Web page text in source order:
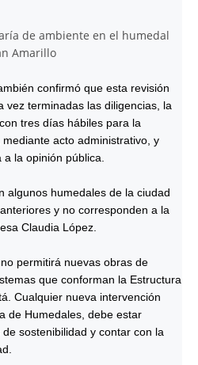
confirmó que esta revisión
vez terminadas las diligencias, la
tres días hábiles para la
acto administrativo, y
la opinión pública.
algunos humedales de la ciudad
y no corresponden a la
Claudia López.
permitirá nuevas obras de
que conforman la Estructura
Cualquier nueva intervención
de Humedales, debe estar
sostenibilidad y contar con la